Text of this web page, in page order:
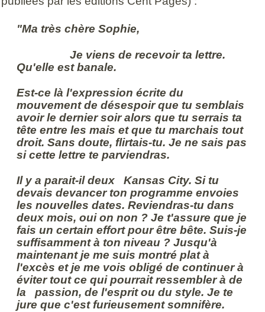
"Ma très chère Sophie,
Je viens de recevoir ta lettre.
Qu'elle est banale.
Est-ce là l'expression écrite du
mouvement de désespoir que tu semblais
avoir le dernier soir alors que tu serrais ta
tête entre les mais et que tu marchais tout
droit. Sans doute, flirtais-tu. Je ne sais pas
si cette lettre te parviendras.
Il y a parait-il deux Kansas City. Si tu
devais devancer ton programme envoies
les nouvelles dates. Reviendras-tu dans
deux mois, oui on non ? Je t'assure que je
fais un certain effort pour être bête. Suis-je
suffisamment à ton niveau ? Jusqu'à
maintenant je me suis montré plat à
l'excès et je me vois obligé de continuer à
éviter tout ce qui pourrait ressembler à de
la passion, de l'esprit ou du style. Je te
jure que c'est furieusement somnifère.